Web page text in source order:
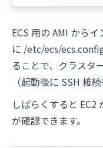
ECS 用の AMI から
に /etc/ecs/
ることで、クラスタ
（起動後に SSH 接
しばらくすると EC2
が確認できます。